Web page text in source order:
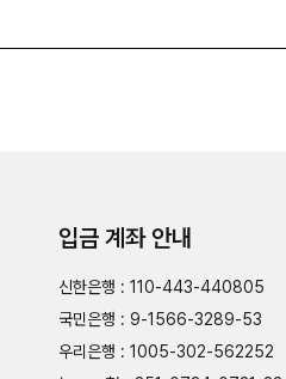
입금 계좌 안내
신한은행 : 110-443-440805
국민은행 : 9-1566-3289-53
우리은행 : 1005-302-562252